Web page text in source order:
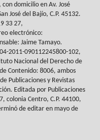
, con domicilio en Av. José
José del Bajío, C.P. 45132.
33 27,
electrónico:
Jaime Tamayo.
2011-090112245800-102,
Nacional del Derecho de
Contenido: 8006, ambos
Publicaciones y Revistas
Editada por Publicaciones
colonia Centro, C.P. 44100,
de editar en mayo de